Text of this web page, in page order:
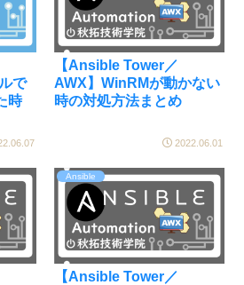
で
時
【Ansible Tower／
AWX】WinRMが動かない
時の対処方法まとめ
2022.06.01
Ansible
【Ansible Tower／